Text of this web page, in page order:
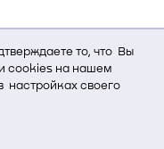
то, что Вы
cookies на нашем
настройках своего
Вам
сохраняются